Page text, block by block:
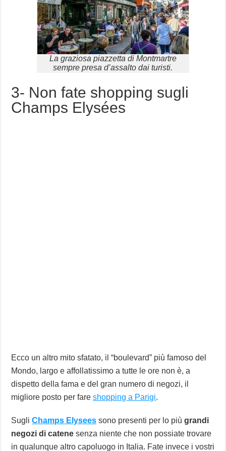
La graziosa piazzetta di Montmartre
sempre presa d’assalto dai turisti.
3- Non fate shopping sugli
Champs Elysées
Ecco un altro mito sfatato, il “boulevard” più famoso del
Mondo, largo e affollatissimo a tutte le ore non è, a
dispetto della fama e del gran numero di negozi, il
migliore posto per fareshopping a Parigi.
SugliChamps Elysees sono presenti per lo piùgrandi
negozi di catene senza niente che non possiate trovare
in qualunque altro capoluogo in Italia. Fate invece i vostri